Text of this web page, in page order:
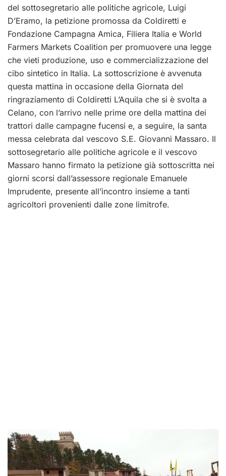
del sottosegretario alle politiche agricole, Luigi
D’Eramo, la petizione promossa da Coldiretti e
Fondazione Campagna Amica, Filiera Italia e World
Farmers Markets Coalition per promuovere una legge
che vieti produzione, uso e commercializzazione del
cibo sintetico in Italia. La sottoscrizione è avvenuta
questa mattina in occasione della Giornata del
ringraziamento di Coldiretti L’Aquila che si è svolta a
Celano, con l’arrivo nelle prime ore della mattina dei
trattori dalle campagne fucensi e, a seguire, la santa
messa celebrata dal vescovo S.E. Giovanni Massaro. Il
sottosegretario alle politiche agricole e il vescovo
Massaro hanno firmato la petizione già sottoscritta nei
giorni scorsi dall’assessore regionale Emanuele
Imprudente, presente all’incontro insieme a tanti
agricoltori provenienti dalle zone limitrofe.